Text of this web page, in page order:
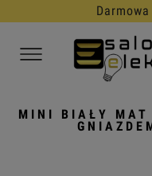
MINI BIAŁY MAT